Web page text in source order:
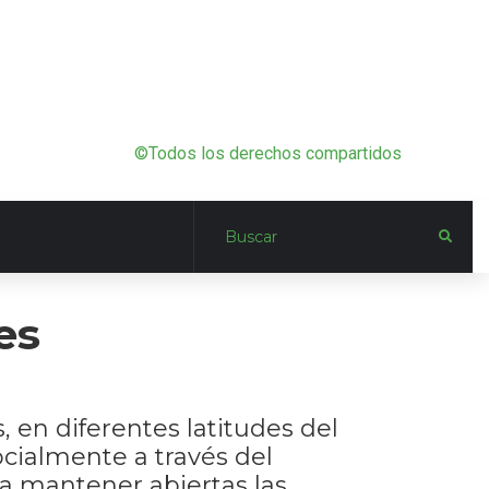
©Todos los derechos compartidos
en diferentes latitudes del
a través del